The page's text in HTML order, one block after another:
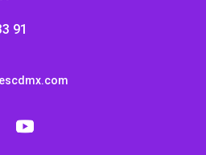
91